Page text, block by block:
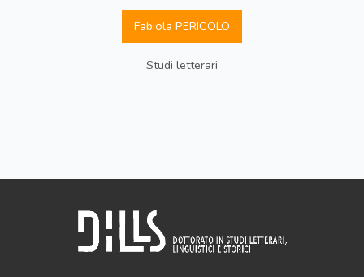
Fabiola PERICOLO
Studi letterari